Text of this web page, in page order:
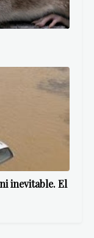
inevitable. El